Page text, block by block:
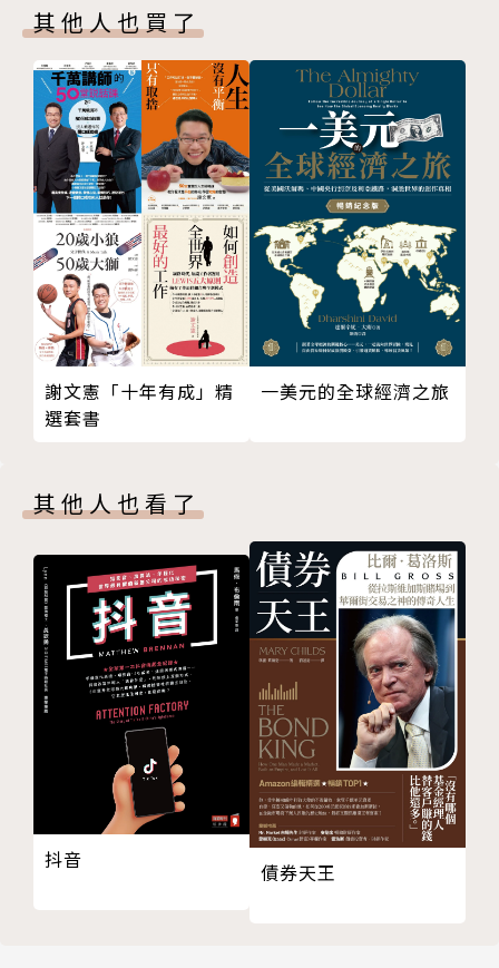
錄音、錄影，隨時隨地都能練習，多檢討、累積經驗就
會成功！
作者簡介
西野浩輝
Mercurich有限公司董事長。大阪大學研究所畢業。
畢業後進入株式會社Recruit，擔任營業、商品開發、
行銷等職務。其間，以營業、新事業開發提案屢次獲得
MVP等大賞。經歷全球最大教育機構美國管理協會（A
merican management association）顧問，之後創
設Mercurich。
目前在簡報、營業技術、交涉力、管理等領域，對許多
也在綜合情報網站「all about Japan」及其他各種媒
體上提供相關資訊。
譯者簡介
Nyako
輔大日文系畢，現為業餘譯者。譯有《日本商業禮儀達
專欄 與其講得多又雜，不如講重點
第三天 基礎篇2 讓人願意聽的說話結構法
要更清楚表達，內容的結構很重要
第一部分：序言（Introduction）
第二部分：主體（Body Part）
第三部分：結尾（Ending）
清楚表達內容的技巧一：循序漸進
清楚表達內容的技巧二：整理、分類
清楚表達內容的技巧三：選擇適當語詞
第四天 基礎篇3 讓人一聽就信你的表現技術
何謂「表現術」（Delivery Skill）？
你給別人什麼印象？
給人沉穩印象的姿勢
呈現出躍動感的身體語言
一個小表情都會影響印象
聲音要有精神又生動
說話速度會影響理解力
巧妙運用「時間間隔」
以音調及聲調來增加起伏
第五天 實踐篇 一起來學習訓練的方式吧！
有效率地累積經驗
錄影和錄音的檢視效果最好
日常生活都是你的練習場
找個當學習榜樣的人
培養自信的方式
坦然面對競爭與評價
技巧都教了，那你準備好了嗎？
其他人也買了
謝文憲「十年有成」精
選套書
一美元的全球經濟之旅
其他人也看了
抖音
債券天王